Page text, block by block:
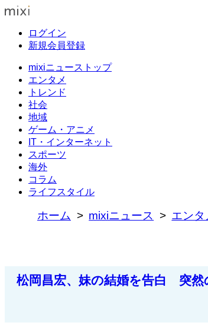
ログイン
新規会員登録
mixiニューストップ
エンタメ
トレンド
社会
地域
ゲーム・アニメ
IT・インターネット
スポーツ
海外
コラム
ライフスタイル
ホーム mixiニュース エンタ
松岡昌宏、妹の結婚を告白 突然